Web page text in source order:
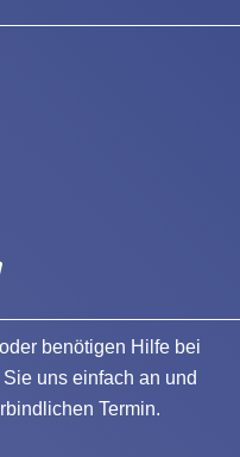
benötigen Hilfe bei
uns einfach an und
Termin.